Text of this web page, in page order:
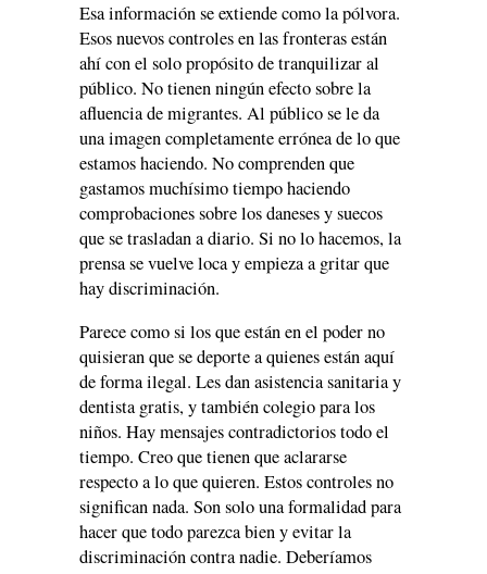
Esa información se extiende como la pólvora.
Esos nuevos controles en las fronteras están
ahí con el solo propósito de tranquilizar al
público. No tienen ningún efecto sobre la
afluencia de migrantes. Al público se le da
una imagen completamente errónea de lo que
estamos haciendo. No comprenden que
gastamos muchísimo tiempo haciendo
comprobaciones sobre los daneses y suecos
que se trasladan a diario. Si no lo hacemos, la
prensa se vuelve loca y empieza a gritar que
hay discriminación.
Parece como si los que están en el poder no
quisieran que se deporte a quienes están aquí
de forma ilegal. Les dan asistencia sanitaria y
dentista gratis, y también colegio para los
niños. Hay mensajes contradictorios todo el
tiempo. Creo que tienen que aclararse
respecto a lo que quieren. Estos controles no
significan nada. Son solo una formalidad para
hacer que todo parezca bien y evitar la
discriminación contra nadie. Deberíamos